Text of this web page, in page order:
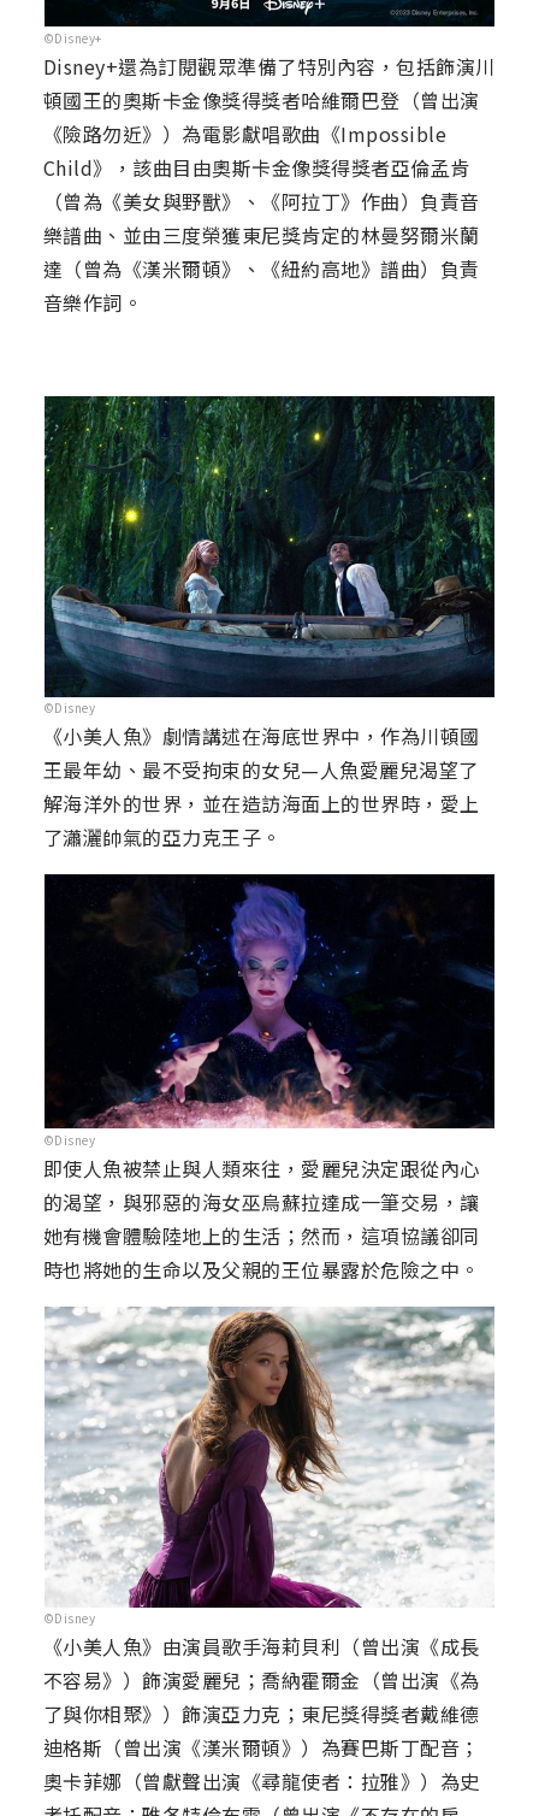
©Disney+
Disney+還為訂閱觀眾準備了特別內容，包括飾演川
頓國王的奧斯卡金像獎得獎者哈維爾巴登（曾出演
《險路勿近》）為電影獻唱歌曲《Impossible
Child》，該曲目由奧斯卡金像獎得獎者亞倫孟肯
（曾為《美女與野獸》、《阿拉丁》作曲）負責音
樂譜曲、並由三度榮獲東尼獎肯定的林曼努爾米蘭
達（曾為《漢米爾頓》、《紐約高地》譜曲）負責
音樂作詞。
©Disney
《小美人魚》劇情講述在海底世界中，作為川頓國
王最年幼、最不受拘束的女兒—人魚愛麗兒渴望了
解海洋外的世界，並在造訪海面上的世界時，愛上
了瀟灑帥氣的亞力克王子。
©Disney
即使人魚被禁止與人類來往，愛麗兒決定跟從內心
的渴望，與邪惡的海女巫烏蘇拉達成一筆交易，讓
她有機會體驗陸地上的生活；然而，這項協議卻同
時也將她的生命以及父親的王位暴露於危險之中。
©Disney
《小美人魚》由演員歌手海莉貝利（曾出演《成長
不容易》）飾演愛麗兒；喬納霍爾金（曾出演《為
了與你相聚》）飾演亞力克；東尼獎得獎者戴維德
迪格斯（曾出演《漢米爾頓》）為賽巴斯丁配音；
奧卡菲娜（曾獻聲出演《尋龍使者：拉雅》）為史